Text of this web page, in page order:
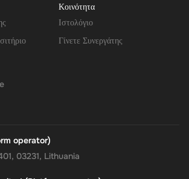
Κοινότητα
Ιστολόγιο
Γίνετε Συνεργάτης
operator)
03231, Lithuania